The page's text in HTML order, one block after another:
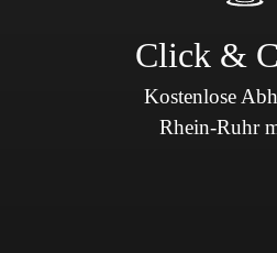
Click &
Kostenlose
Rhein-Ruhr